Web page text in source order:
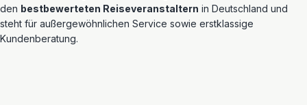
den bestbewerteten Reiseveranstaltern in Deutschland und
steht für außergewöhnlichen Service sowie erstklassige
Kundenberatung.